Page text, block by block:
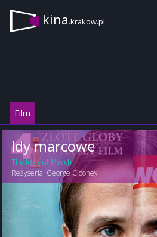
kina.krakow.pl
Film
Idy marcowe
The Ides of March
Reżyseria: George Clooney